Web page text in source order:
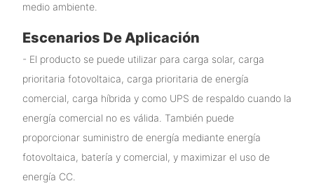
medio ambiente.
Escenarios De Aplicación
- El producto se puede utilizar para carga solar, carga
prioritaria fotovoltaica, carga prioritaria de energía
comercial, carga híbrida y como UPS de respaldo cuando la
energía comercial no es válida. También puede
proporcionar suministro de energía mediante energía
fotovoltaica, batería y comercial, y maximizar el uso de
energía CC.